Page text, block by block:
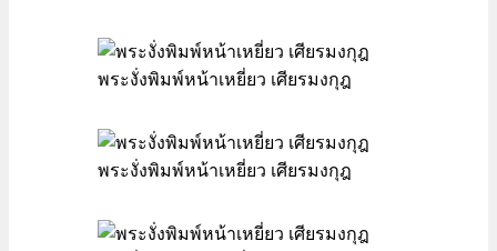
พระงั่งพิมพ์หน้าเหยี่ยว เศียรมงกุฎ
พระงั่งพิมพ์หน้าเหยี่ยว เศียรมงกุฎ